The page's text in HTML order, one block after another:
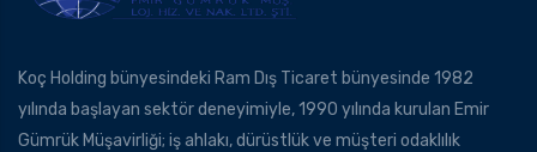
Koç Holding bünyesindeki Ram Dış Ticaret bünyesinde 1982
yılında başlayan sektör deneyimiyle, 1990 yılında kurulan Emir
Gümrük Müşavirliği; iş ahlakı, dürüstlük ve müşteri odaklılık